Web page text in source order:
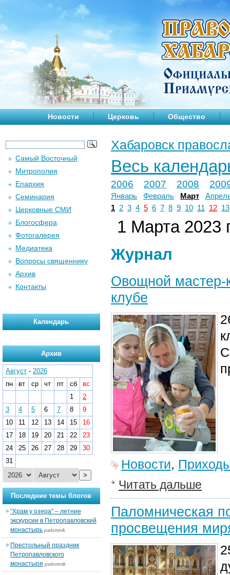
Новости Церковь Общество
Хабаровск
Весь
2006 2007 2008
Январь Февраль Март
1 2 3 4 5 6 7 8 9 10 11 12 13
1 Марта 2023
Журнал
Овощной мастер-
клубе
Новости,
Читать дальше
Паломническая
просвещения
Самый Восточный
Митрополия
Епархия
Семинария
Церковные СМИ
Блогосфера
Фотогалерея
Медиатека
Вопросы священнику
Архив
Контакты
Календарь
Архив
Август - 2026
пн
вт ср чт пт сб
вс
1
2
3
4 5 6 7 8
9
10
11 12 13 14 15
16
17
18 19 20 21 22
23
24
25 26 27 28 29
30
31
>
Последние темы блогов
“Храм у озера” – летние
экскурсии в Петропавловский
монастырь palomnik
Престольный праздник
Петропавловского
монастыря palomnik